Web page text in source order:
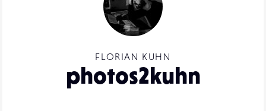
FLORIAN KUHN
photos2kuhn